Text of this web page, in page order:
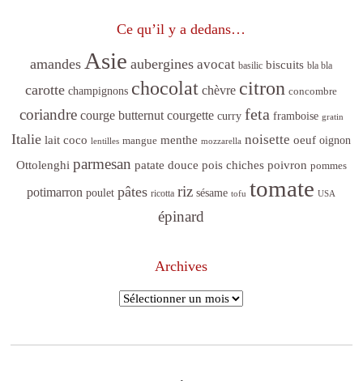
Ce qu’il y a dedans…
amandes Asie aubergines avocat basilic biscuits bla bla
carotte champignons chocolat chèvre citron concombre
coriandre courge butternut courgette curry feta framboise gratin
Italie lait coco lentilles mangue menthe mozzarella noisette oeuf oignon
Ottolenghi parmesan patate douce pois chiches poivron pommes
potimarron poulet pâtes ricotta riz sésame tofu tomate USA
épinard
Archives
Archives